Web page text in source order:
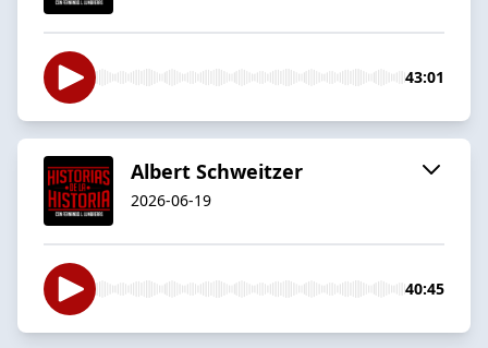
43:01
Albert Schweitzer
2026-06-19
40:45